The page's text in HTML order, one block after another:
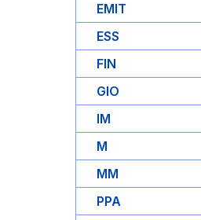
EMIT
ESS
FIN
GIO
IM
M
MM
PPA